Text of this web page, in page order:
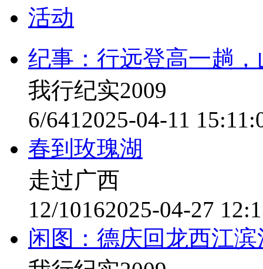
活动
纪事：行远登高一趟
我行纪实2009
6/6412025-04-11
春到玫瑰湖
走过广西
12/10162025-04-27
闲图：德庆回龙西江